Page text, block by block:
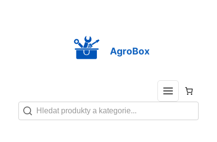
AgroBox